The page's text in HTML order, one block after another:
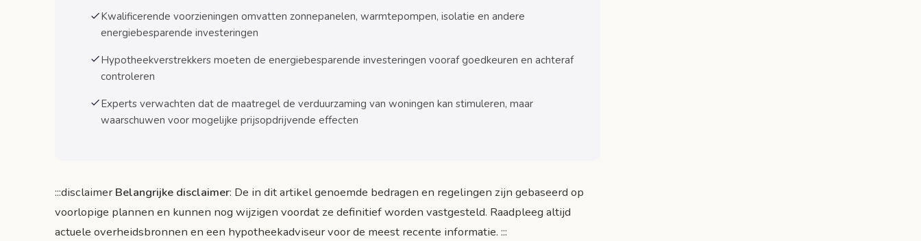
Financiële voordelen en kostenbesparingen
Berekening van energiebesparingen
Combinatie met subsidies en belastingvoordelen
Risico’s en aandachtspunten
Technische en financiële risico’s
Voorbereiding en timing
Selectie van maatregelen en installateurs
Kwalificerende voorzieningen omvatten zonnepanelen, warmtepompen, isolatie en andere
energiebesparende investeringen
Hypotheekverstrekkers moeten de energiebesparende investeringen vooraf goedkeuren en achteraf
controleren
Experts verwachten dat de maatregel de verduurzaming van woningen kan stimuleren, maar
waarschuwen voor mogelijke prijsopdrijvende effecten
:::disclaimerBelangrijke disclaimer: De in dit artikel genoemde bedragen en regelingen zijn gebaseerd op
voorlopige plannen en kunnen nog wijzigen voordat ze definitief worden vastgesteld. Raadpleeg altijd
actuele overheidsbronnen en een hypotheekadviseur voor de meest recente informatie. :::